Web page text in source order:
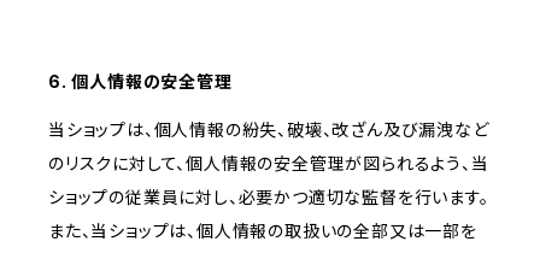
6. 個人情報の安全管理
当ショップは、個人情報の紛失、破壊、改ざん及び漏洩など
のリスクに対して、個人情報の安全管理が図られるよう、当
ショップの従業員に対し、必要かつ適切な監督を行います。
また、当ショップは、個人情報の取扱いの全部又は一部を